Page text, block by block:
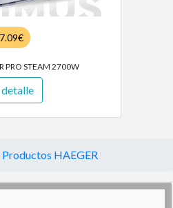
PRO STEAM 2700W
Productos HAEGER